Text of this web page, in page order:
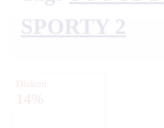
SPORTY 2
Diskon
14%